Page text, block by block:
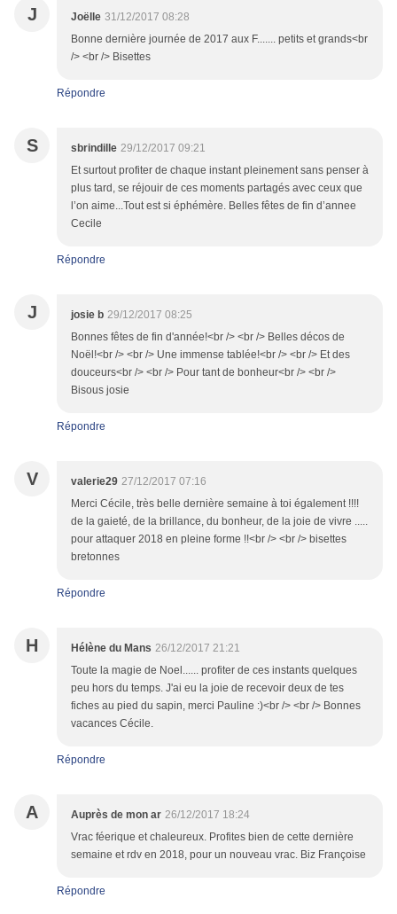
J Joëlle 31/12/2017 08:28
Bonne dernière journée de 2017 aux F....... petits et grands<br
/> <br /> Bisettes
Répondre
S sbrindille 29/12/2017 09:21
Et surtout profiter de chaque instant pleinement sans penser à
plus tard, se réjouir de ces moments partagés avec ceux que
l’on aime...Tout est si éphémère. Belles fêtes de fin d’annee
Cecile
Répondre
J josie b 29/12/2017 08:25
Bonnes fêtes de fin d'année!<br /> <br /> Belles décos de
Noël!<br /> <br /> Une immense tablée!<br /> <br /> Et des
douceurs<br /> <br /> Pour tant de bonheur<br /> <br />
Bisous josie
Répondre
V valerie29 27/12/2017 07:16
Merci Cécile, très belle dernière semaine à toi également !!!!
de la gaieté, de la brillance, du bonheur, de la joie de vivre .....
pour attaquer 2018 en pleine forme !!<br /> <br /> bisettes
bretonnes
Répondre
H Hélène du Mans 26/12/2017 21:21
Toute la magie de Noel...... profiter de ces instants quelques
peu hors du temps. J'ai eu la joie de recevoir deux de tes
fiches au pied du sapin, merci Pauline :)<br /> <br /> Bonnes
vacances Cécile.
Répondre
A Auprès de mon ar 26/12/2017 18:24
Vrac féerique et chaleureux. Profites bien de cette dernière
semaine et rdv en 2018, pour un nouveau vrac. Biz Françoise
Répondre